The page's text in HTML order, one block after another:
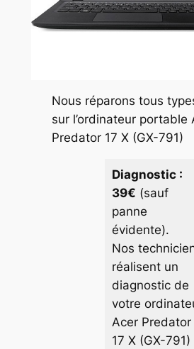
Nous réparons tous
sur l’ordinateur portable
Predator 17 X (GX-791)
Diagnostic :
39€ (sauf
panne
évidente).
Nos
réalisent un
diagnostic de
votre
Acer Predator
17 X (GX-791)